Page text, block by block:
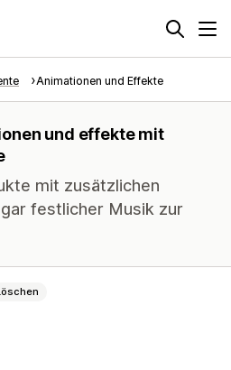
Animationen und Effekte
und effekte mit
mit zusätzlichen
festlicher Musik zur